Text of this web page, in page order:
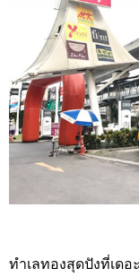
ทำเลทองสุดปังที่เด